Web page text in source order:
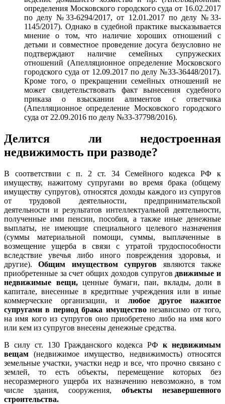
определения Московского городского суда от 16.02.2017
по делу №33-6294/2017, от 12.01.2017 по делу №33-
1145/2017). Однако в судебной практике высказывается
мнение о том, что наличие хороших отношений с
детьми и совместное проведение досуга безусловно не
подтверждают наличие семейных супружеских
отношений (Апелляционное определение Московского
городского суда от 12.09.2017 по делу №33-36448/2017).
Кроме того, о прекращении семейных отношений не
может свидетельствовать факт вынесения судебного
приказа о взыскании алиментов с ответчика
(Апелляционное определение Московского городского
суда от 22.09.2016 по делу №33-37798/2016).
Делится ли недостроенная
недвижимость при разводе?
В соответствии с п. 2 ст. 34 Семейного кодекса РФ к
имуществу, нажитому супругами во время брака (общему
имуществу супругов), относятся доходы каждого из супругов
от трудовой деятельности, предпринимательской
деятельности и результатов интеллектуальной деятельности,
полученные ими пенсии, пособия, а также иные денежные
выплаты, не имеющие специального целевого назначения
(суммы материальной помощи, суммы, выплаченные в
возмещение ущерба в связи с утратой трудоспособности
вследствие увечья либо иного повреждения здоровья, и
другие).Общим имуществом супругов являются также
приобретенные за счет общих доходов супругов движимые и
недвижимые вещи,ценные бумаги, паи, вклады, доли в
капитале, внесенные в кредитные учреждения или в иные
коммерческие организации, и любое другое нажитое
супругами в период брака имуществонезависимо от того,
на имя кого из супругов оно приобретено либо на имя кого
или кем из супругов внесены денежные средства.
В силу ст. 130 Гражданского кодекса РФ к недвижимым
вещам (недвижимое имущество, недвижимость) относятся
земельные участки, участки недр и все, что прочно связано с
землей, то есть объекты, перемещение которых без
несоразмерного ущерба их назначению невозможно, в том
числе здания, сооружения, объекты незавершенного
строительства.